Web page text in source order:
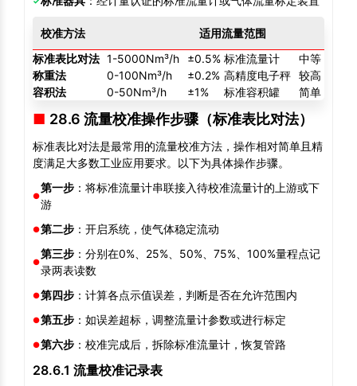
校准方法 适用流量范围
标准表比对法 1-5000Nm³/h ±0.5% 标准流量计
中等
称重法
0-100Nm³/h ±0.2% 高精度电子秤 较高
容积法
0-50Nm³/h ±1% 标准容积罐 简单
28.6 流量校准操作步骤（标准表比对法）
标准表比对法是最常用的流量校准方法，操作相对简单且精
度满足大多数工业应用要求。以下为具体操作步骤。
第一步 ：将标准流量计串联接入待校准流量计的上游或下
游
第二步 ：开启系统，使气体稳定流动
第三步 ：分别在0%、25%、50%、75%、100%量程点记
录两表读数
第四步 ：计算各点示值误差，判断是否在允许范围内
第五步 ：如误差超标，调整流量计参数或进行标定
第六步 ：校准完成后，拆除标准流量计，恢复管路
28.6.1 流量校准记录表